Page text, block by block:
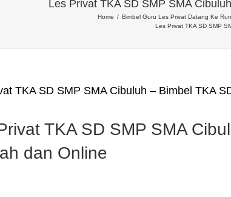
Les Privat TKA SD SMP SMA
Home
Bimbel Guru Les Privat Datang Ke
Les Privat TKA SD SMP
TKA SD SMP SMA Cibuluh – Bimbel TKA
TKA SD SMP SMA
dan Online